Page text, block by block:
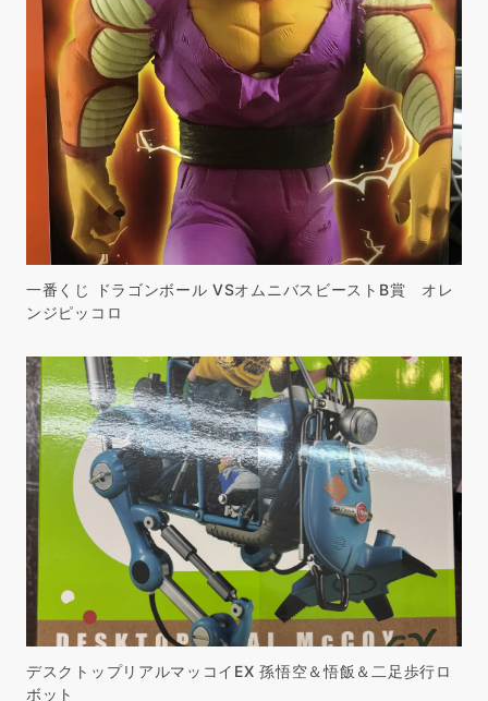
一番くじ ドラゴンボール VSオムニバスビーストB賞 オレ
ンジピッコロ
デスクトップリアルマッコイEX 孫悟空＆悟飯＆二足歩行ロ
ボット